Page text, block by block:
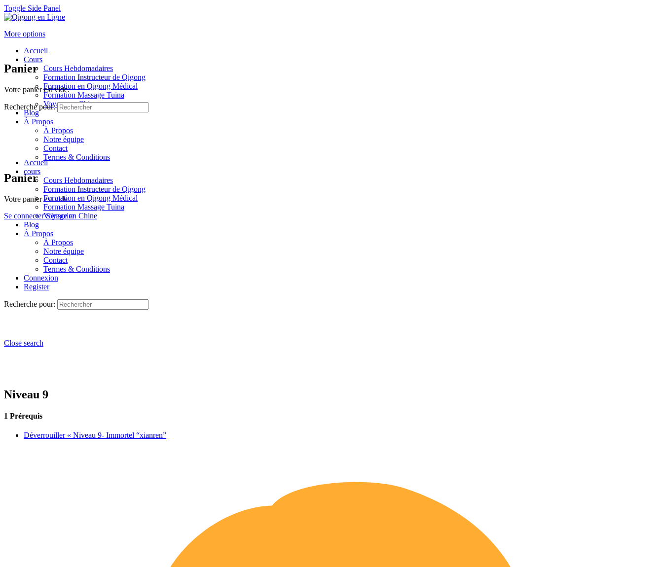
Toggle Side Panel
More options
Accueil
Cours
Cours Hebdomadaires
Formation Instructeur de Qigong
Formation en Qigong Médical
Formation Massage Tuina
Voyage en Chine
Blog
À Propos
À Propos
Notre équipe
Contact
Termes & Conditions
Panier
Votre panier est vide.
Se connecter S'inscrire
Panier
Votre panier est vide.
Recherche pour:
Accueil
cours
Cours Hebdomadaires
Formation Instructeur de Qigong
Formation en Qigong Médical
Formation Massage Tuina
Voyage en Chine
Blog
À Propos
À Propos
Notre équipe
Contact
Termes & Conditions
Connexion
Register
Recherche pour:
Close search
Niveau 9
1 Prérequis
Déverrouiller « Niveau 9- Immortel “xianren”